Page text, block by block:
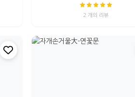
2 개의 리뷰